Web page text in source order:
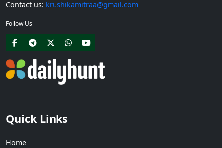
Contact us: krushikamitraa@gmail.com
Follow Us
Quick Links
Home